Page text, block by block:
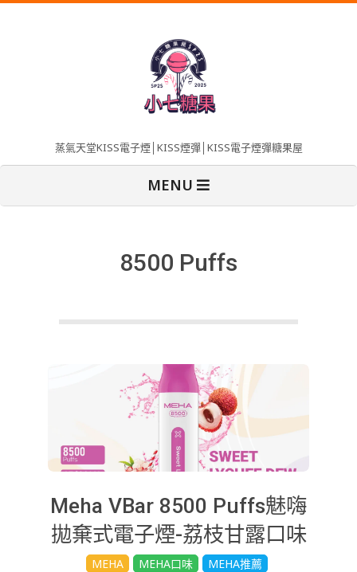
蒸氣天堂KISS電子煙│KISS煙彈│KISS電子煙彈糖果屋
MENU
8500 Puffs
Meha VBar 8500 Puffs魅嗨
拋棄式電子煙-荔枝甘露口味
MEHA MEHA口味
MEHA推薦